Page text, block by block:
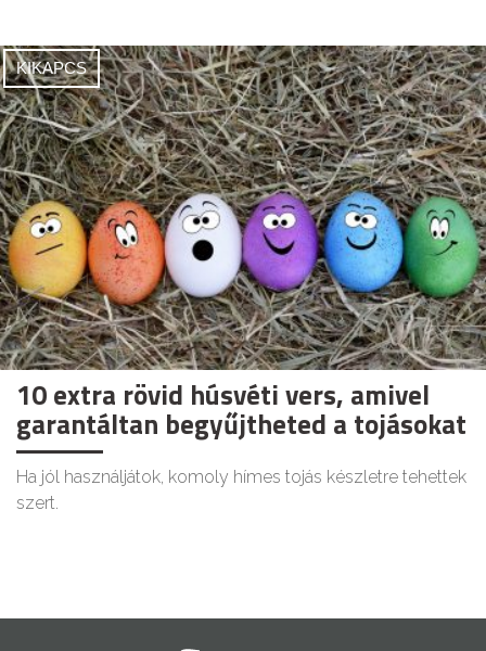
KIKAPCS
10 extra rövid húsvéti vers, amivel
garantáltan begyűjtheted a tojásokat
Ha jól használjátok, komoly hímes tojás készletre tehettek
szert.